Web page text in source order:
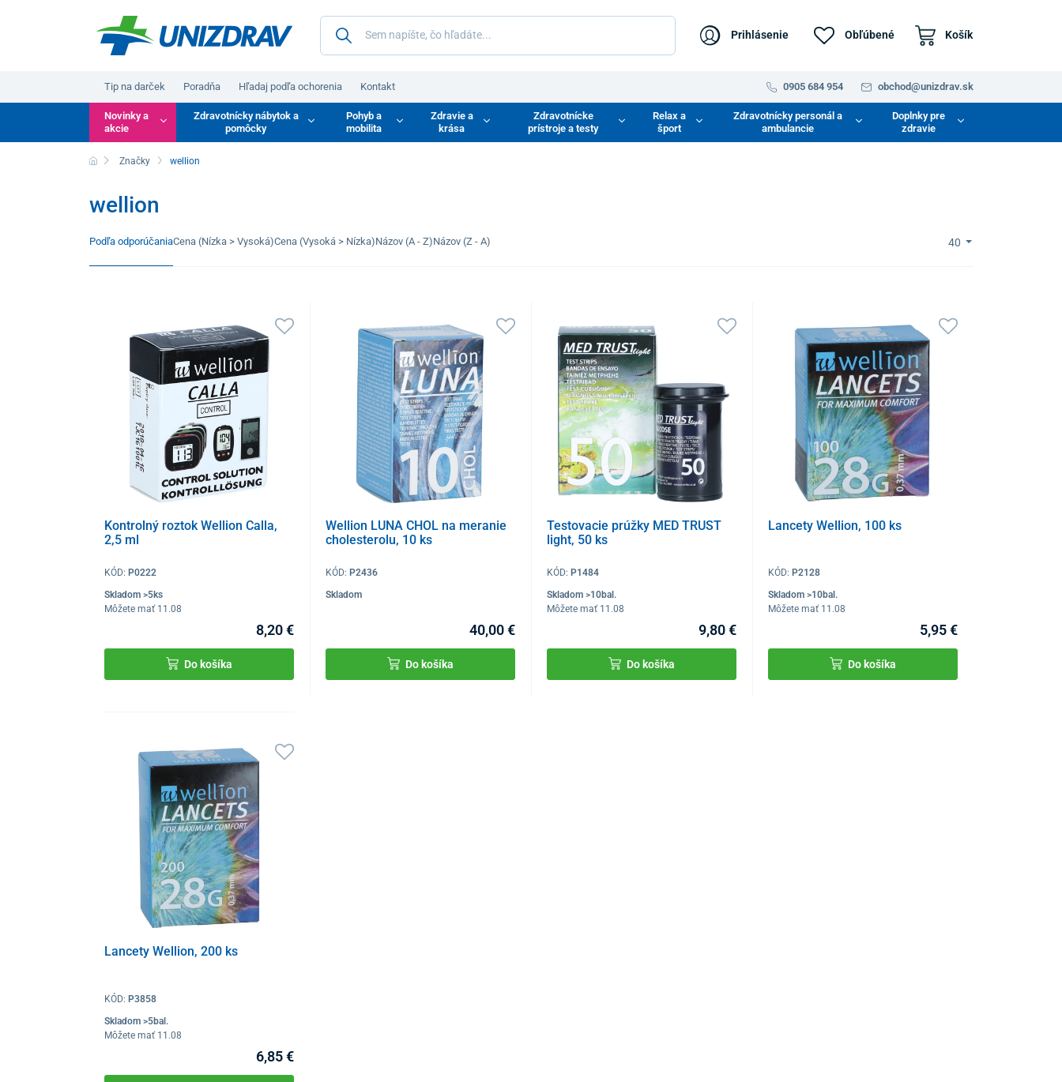
Prihlásenie Obľúbené Košík
Tip na darček Poradňa Hľadaj podľa ochorenia Kontakt 0905 684 954 obchod@unizdrav.sk
Novinky a
akcie
Zdravotnícky nábytok a
pomôcky
Pohyb a
mobilita
Zdravie a
krása
Zdravotnícke
prístroje a testy
Relax a
šport
Zdravotnícky personál a
ambulancie
Doplnky pre
zdravie
Značky wellion
wellion
Podľa odporúčaniaCena (Nízka > Vysoká)Cena (Vysoká > Nízka)Názov (A - Z)Názov (Z - A) 40
Kontrolný roztok Wellion Calla,
2,5 ml
KÓD: P0222
Skladom >5ks
Môžete mať 11.08
8,20 €
Do košíka
Wellion LUNA CHOL na meranie
cholesterolu, 10 ks
KÓD: P2436
Skladom
40,00 €
Do košíka
Testovacie prúžky MED TRUST
light, 50 ks
KÓD: P1484
Skladom >10bal.
Môžete mať 11.08
9,80 €
Do košíka
Lancety Wellion, 100 ks
KÓD: P2128
Skladom >10bal.
Môžete mať 11.08
5,95 €
Do košíka
Lancety Wellion, 200 ks
KÓD: P3858
Skladom >5bal.
Môžete mať 11.08
6,85 €